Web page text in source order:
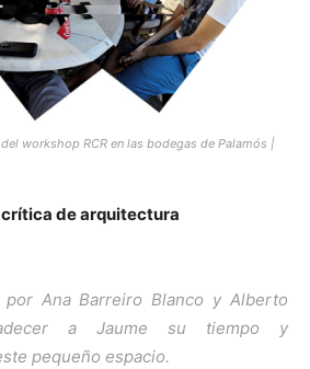
workshop RCR en las bodegas de Palamós |
crítica de arquitectura
por Ana Barreiro Blanco y Alberto
a Jaume su tiempo y
pequeño espacio.